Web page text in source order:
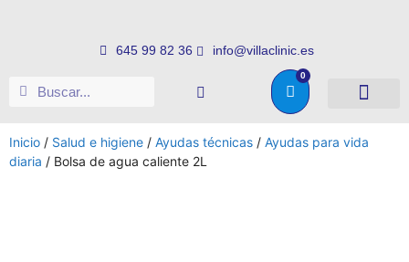
645 99 82 36 info@villaclinic.es
0
Inicio / Salud e higiene / Ayudas técnicas / Ayudas para vida
diaria / Bolsa de agua caliente 2L